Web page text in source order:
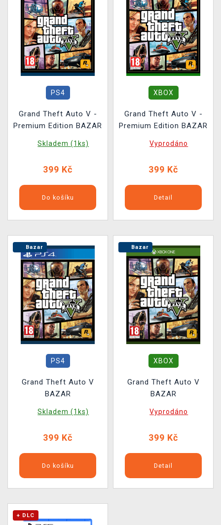
PS4
Grand Theft Auto V -
Premium Edition BAZAR
Skladem (1ks)
399 Kč
Do košíku
XBOX
Grand Theft Auto V -
Premium Edition BAZAR
Vyprodáno
399 Kč
Detail
Bazar
PS4
Grand Theft Auto V
BAZAR
Skladem (1ks)
399 Kč
Do košíku
Bazar
XBOX
Grand Theft Auto V
BAZAR
Vyprodáno
399 Kč
Detail
+ DLC